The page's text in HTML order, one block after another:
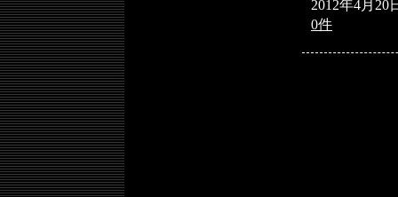
2012年4月20
0件